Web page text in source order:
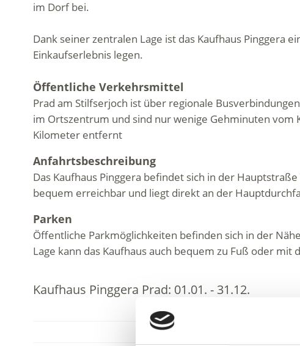
im Dorf bei.
Dank seiner zentralen Lage ist das Kaufhaus Pinggera
Einkaufserlebnis legen.
Öffentliche Verkehrsmittel
Prad am Stilfserjoch ist über regionale
im Ortszentrum und sind nur wenige Gehminuten vom
Kilometer entfernt
Anfahrtsbeschreibung
Das Kaufhaus Pinggera befindet sich in der
bequem erreichbar und liegt direkt an der
Parken
Öffentliche Parkmöglichkeiten befinden sich in der
Lage kann das Kaufhaus auch bequem zu Fuß oder
Kaufhaus Pinggera Prad: 01.01. - 31.12.